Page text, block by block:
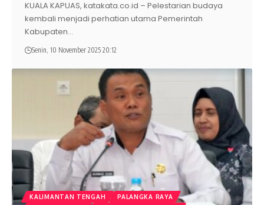
KUALA KAPUAS, katakata.co.id – Pelestarian budaya
kembali menjadi perhatian utama Pemerintah
Kabupaten…
Senin, 10 November 2025 20:12
KALIMANTAN TENGAH
PALANGKA RAYA